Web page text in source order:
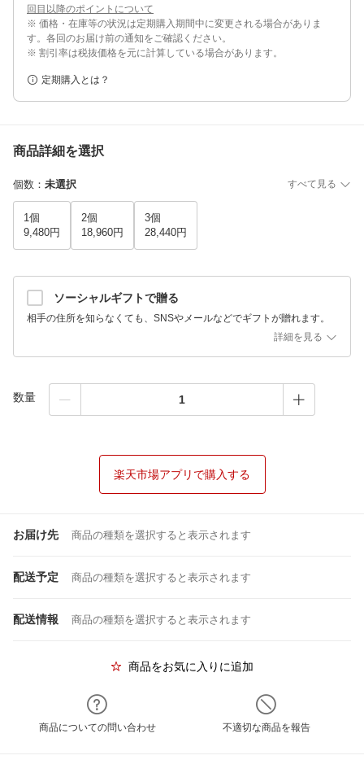
回目以降のポイントについて
※ 価格・在庫等の状況は定期購入期間中に変更される場合がありま
す。各回のお届け前の通知をご確認ください。
※ 割引率は税抜価格を元に計算している場合があります。
定期購入とは？
商品詳細を選択
個数 ： 未選択 すべて見る
1個
9,480円
2個
18,960円
3個
28,440円
ソーシャルギフトで贈る
相手の住所を知らなくても、SNSやメールなどでギフトが贈れます。
詳細を見る
数量
楽天市場アプリで購入する
お届け先 商品の種類を選択すると表示されます
配送予定 商品の種類を選択すると表示されます
配送情報 商品の種類を選択すると表示されます
商品をお気に入りに追加
商品についての問い合わせ 不適切な商品を報告